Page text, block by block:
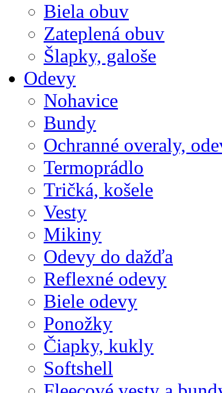
Biela obuv
Zateplená obuv
Šlapky, galoše
Odevy
Nohavice
Bundy
Ochranné overaly,
Termoprádlo
Tričká, košele
Vesty
Mikiny
Odevy do dažďa
Reflexné odevy
Biele odevy
Ponožky
Čiapky, kukly
Softshell